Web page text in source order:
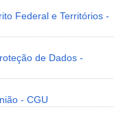
Federal e Territórios -
de Dados -
- CGU